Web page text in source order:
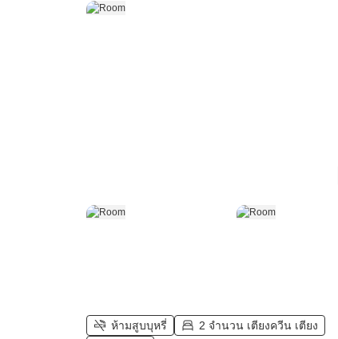
ห้ามสูบบุหรี่
2 จำนวน เตียงควีน เตียง